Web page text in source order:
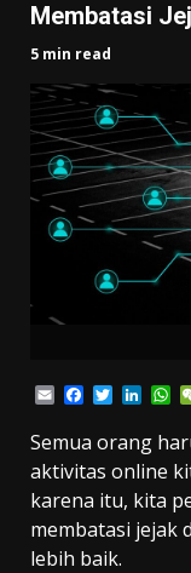
Membatasi
5 min read
EmailFacebook
Twitter
Semua orang
aktivitas online
karena itu, kita
membatasi jejak
lebih baik.